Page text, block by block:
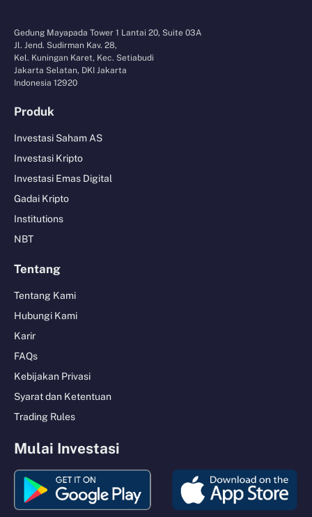
Gedung Mayapada Tower 1 Lantai 20, Suite 03A
Jl. Jend. Sudirman Kav. 28,
Kel. Kuningan Karet, Kec. Setiabudi
Jakarta Selatan, DKI Jakarta
Indonesia 12920
Produk
Investasi Saham AS
Investasi Kripto
Investasi Emas Digital
Gadai Kripto
Institutions
NBT
Tentang
Tentang Kami
Hubungi Kami
Karir
FAQs
Kebijakan Privasi
Syarat dan Ketentuan
Trading Rules
Mulai Investasi